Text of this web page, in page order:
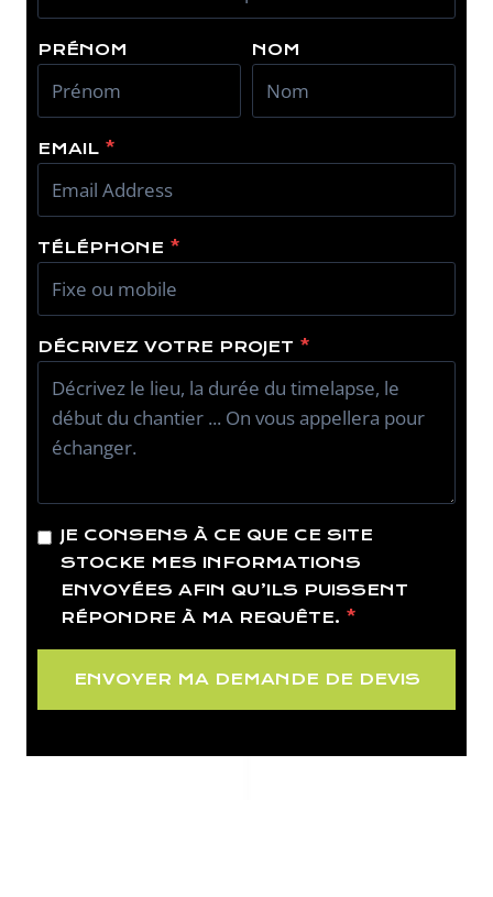
PRÉNOM NOM
EMAIL *
TÉLÉPHONE *
DÉCRIVEZ VOTRE PROJET *
JE CONSENS À CE QUE CE SITE
STOCKE MES INFORMATIONS
ENVOYÉES AFIN QU’ILS PUISSENT
RÉPONDRE À MA REQUÊTE. *
ENVOYER MA DEMANDE DE DEVIS